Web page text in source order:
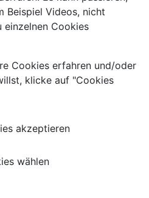
Beispiel Videos, nicht
einzelnen Cookies
Cookies erfahren und/oder
klicke auf "Cookies
akzeptieren
wählen